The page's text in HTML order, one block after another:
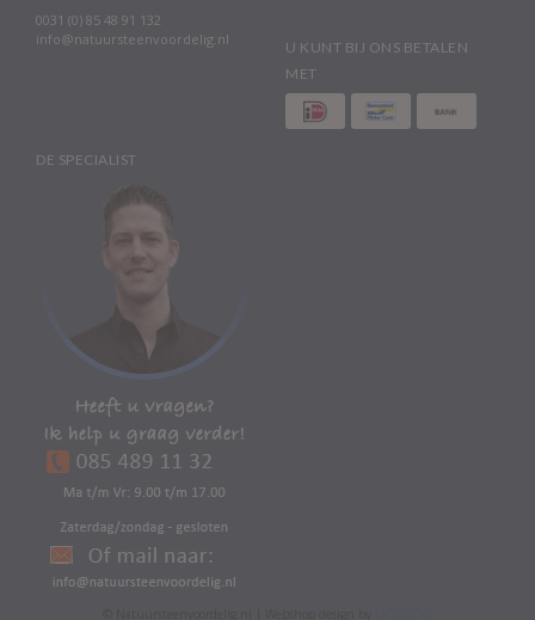
0031 (0) 85 48 91 132
info@natuursteenvoordelig.nl
U KUNT BIJ ONS BETALEN
MET
DE SPECIALIST